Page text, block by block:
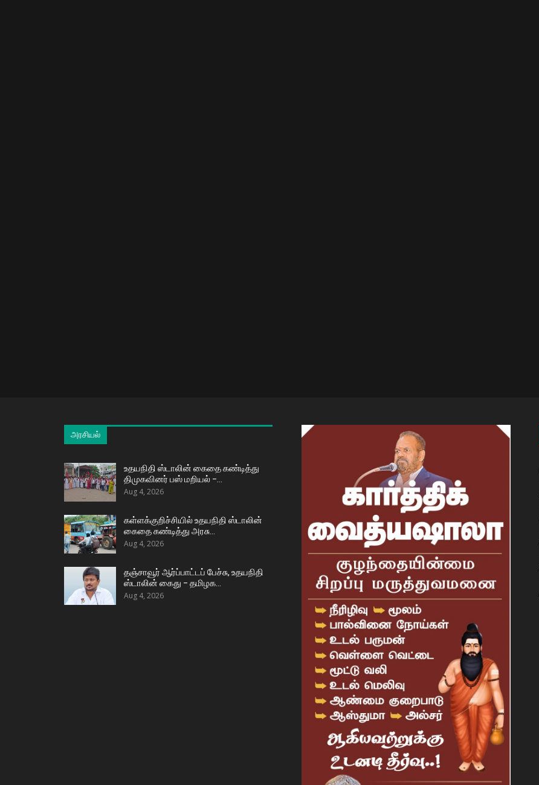
அரசியல்
உதயநிதி ஸ்டாலின் கைதை கண்டித்து
திமுகவினர் பஸ் மறியல் –…
Aug 4, 2026
கள்ளக்குறிச்சியில் உதயநிதி ஸ்டாலின்
கைதை கண்டித்து அரசு…
Aug 4, 2026
தஞ்சாவூர் ஆர்ப்பாட்டப் பேச்சு, உதயநிதி
ஸ்டாலின் கைது – தமிழக…
Aug 4, 2026